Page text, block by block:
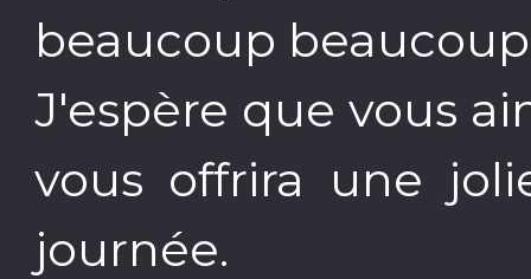
beaucoup
J'espère que vous
vous offrira une
journée.